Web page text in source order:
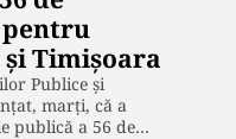
pentru
Timişoara
Publice şi
marţi, că a
publică a 56 de…